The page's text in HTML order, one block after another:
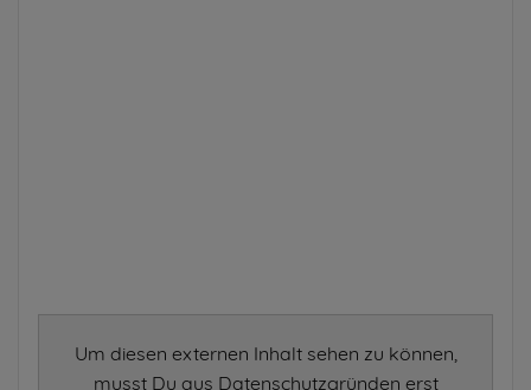
Um diesen externen Inhalt sehen zu können,
musst Du aus Datenschutzgründen erst